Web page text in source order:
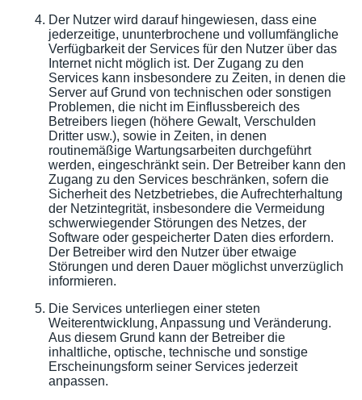
Der Nutzer wird darauf hingewiesen, dass eine
jederzeitige, ununterbrochene und vollumfängliche
Verfügbarkeit der Services für den Nutzer über das
Internet nicht möglich ist. Der Zugang zu den
Services kann insbesondere zu Zeiten, in denen die
Server auf Grund von technischen oder sonstigen
Problemen, die nicht im Einflussbereich des
Betreibers liegen (höhere Gewalt, Verschulden
Dritter usw.), sowie in Zeiten, in denen
routinemäßige Wartungsarbeiten durchgeführt
werden, eingeschränkt sein. Der Betreiber kann den
Zugang zu den Services beschränken, sofern die
Sicherheit des Netzbetriebes, die Aufrechterhaltung
der Netzintegrität, insbesondere die Vermeidung
schwerwiegender Störungen des Netzes, der
Software oder gespeicherter Daten dies erfordern.
Der Betreiber wird den Nutzer über etwaige
Störungen und deren Dauer möglichst unverzüglich
informieren.
Die Services unterliegen einer steten
Weiterentwicklung, Anpassung und Veränderung.
Aus diesem Grund kann der Betreiber die
inhaltliche, optische, technische und sonstige
Erscheinungsform seiner Services jederzeit
anpassen.